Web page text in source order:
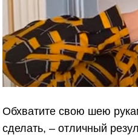
Обхватите свою шею
сделать, – отличный